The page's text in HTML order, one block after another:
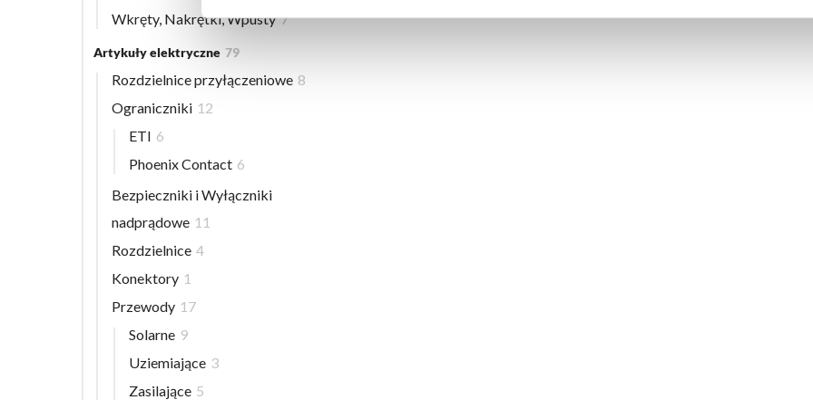
Wkręty, Nakrętki, Wpusty 7
Artykuły elektryczne 79
Rozdzielnice przyłączeniowe 8
Ograniczniki 12
ETI 6
Phoenix Contact 6
Bezpieczniki i Wyłączniki
nadprądowe 11
Rozdzielnice 4
Konektory 1
Przewody 17
Solarne 9
Uziemiające 3
Zasilające 5